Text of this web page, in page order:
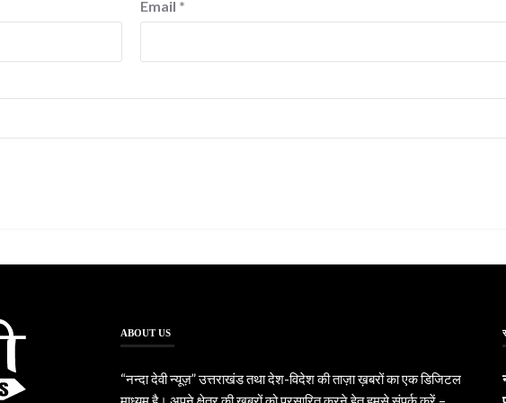
Email *
ABOUT US
“नन्दा देवी न्यूज़” उत्तराखंड तथा देश-विदेश की ताज़ा ख़बरों का एक डिजिटल